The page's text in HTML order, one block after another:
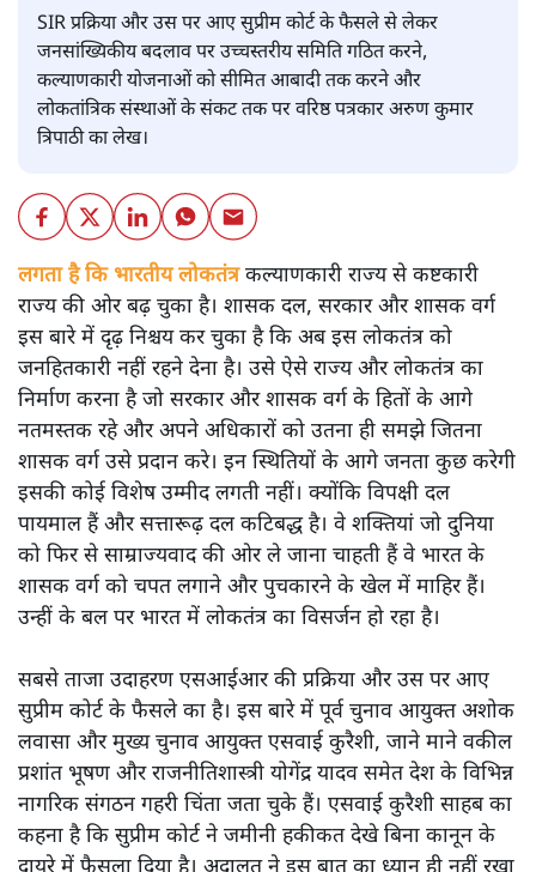
SIR प्रक्रिया और उस पर आए सुप्रीम कोर्ट के फैसले से लेकर
जनसांख्यिकीय बदलाव पर उच्चस्तरीय समिति गठित करने,
कल्याणकारी योजनाओं को सीमित आबादी तक करने और
लोकतांत्रिक संस्थाओं के संकट तक पर वरिष्ठ पत्रकार अरुण कुमार
त्रिपाठी का लेख।
लगता है कि भारतीय लोकतंत्रकल्याणकारी राज्य से कष्टकारी
राज्य की ओर बढ़ चुका है। शासक दल, सरकार और शासक वर्ग
इस बारे में दृढ़ निश्चय कर चुका है कि अब इस लोकतंत्र को
जनहितकारी नहीं रहने देना है। उसे ऐसे राज्य और लोकतंत्र का
निर्माण करना है जो सरकार और शासक वर्ग के हितों के आगे
नतमस्तक रहे और अपने अधिकारों को उतना ही समझे जितना
शासक वर्ग उसे प्रदान करे। इन स्थितियों के आगे जनता कुछ करेगी
इसकी कोई विशेष उम्मीद लगती नहीं। क्योंकि विपक्षी दल
पायमाल हैं और सत्तारूढ़ दल कटिबद्ध है। वे शक्तियां जो दुनिया
को फिर से साम्राज्यवाद की ओर ले जाना चाहती हैं वे भारत के
शासक वर्ग को चपत लगाने और पुचकारने के खेल में माहिर हैं।
उन्हीं के बल पर भारत में लोकतंत्र का विसर्जन हो रहा है।
सबसे ताजा उदाहरण एसआईआर की प्रक्रिया और उस पर आए
सुप्रीम कोर्ट के फैसले का है। इस बारे में पूर्व चुनाव आयुक्त अशोक
लवासा और मुख्य चुनाव आयुक्त एसवाई कुरैशी, जाने माने वकील
प्रशांत भूषण और राजनीतिशास्त्री योगेंद्र यादव समेत देश के विभिन्न
नागरिक संगठन गहरी चिंता जता चुके हैं। एसवाई कुरैशी साहब का
कहना है कि सुप्रीम कोर्ट ने जमीनी हकीकत देखे बिना कानून के